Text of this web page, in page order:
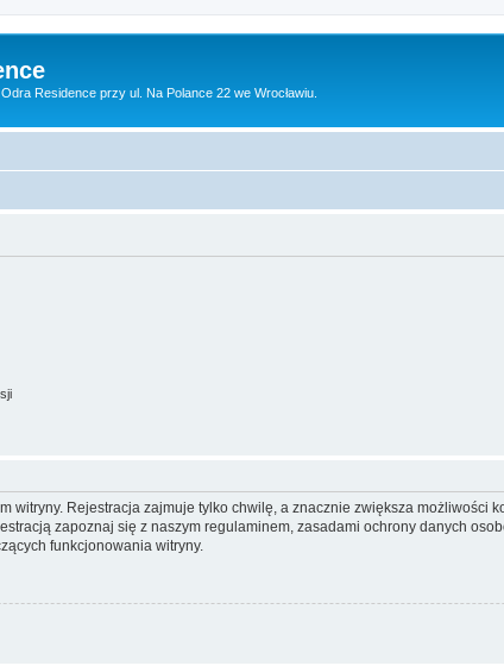
Residence przy ul. Na Polance 22 we Wrocławiu.
witryny. Rejestracja zajmuje tylko chwilę, a znacznie zwiększa możliwości
zapoznaj się z naszym regulaminem, zasadami ochrony danych
funkcjonowania witryny.